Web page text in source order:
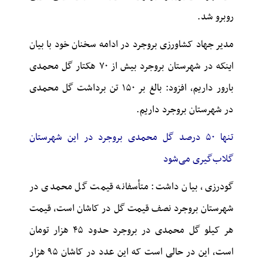
روبرو شد.
مدیر جهاد کشاورزی بروجرد در ادامه سخنان خود با بیان
اینکه در شهرستان بروجرد بیش از ۷۰ هکتار گل محمدی
بارور داریم، افزود: بالغ بر ۱۵۰ تن برداشت گل محمدی
در شهرستان بروجرد داریم.
تنها ۵۰ درصد گل محمدی بروجرد در این شهرستان
گلاب‌گیری می‌شود
گودرزی، بیان داشت: متأسفانه قیمت گل محمدی در
شهرستان بروجرد نصف قیمت گل در کاشان است، قیمت
هر کیلو گل محمدی در بروجرد حدود ۴۵ هزار تومان
است، این در حالی است که این عدد در کاشان ۹۵ هزار